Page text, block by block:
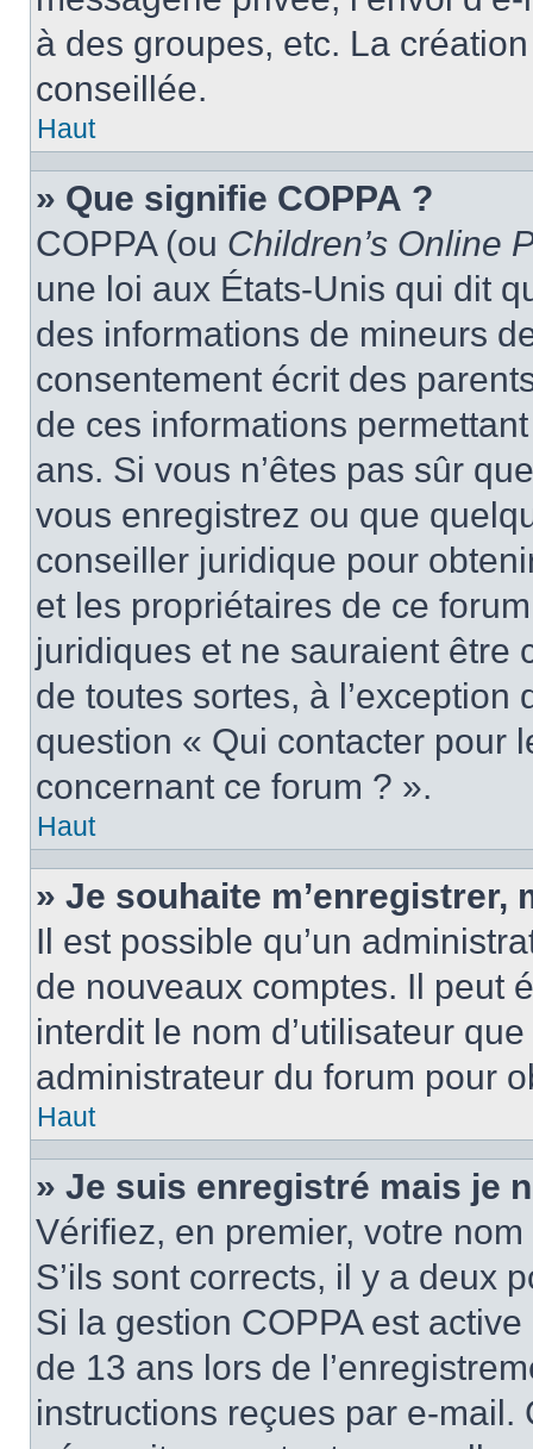
à des groupes, etc. La
conseillée.
Haut
» Que signifie COPPA ?
COPPA (ou Children’s Online
une loi aux États-Unis qui dit
des informations de mineurs
consentement écrit des
de ces informations
ans. Si vous n’êtes pas sûr
vous enregistrez ou que
conseiller juridique pour
et les propriétaires de ce
juridiques et ne sauraient être
de toutes sortes, à
question « Qui contacter pour
concernant ce forum ? ».
Haut
» Je souhaite m’enregistrer,
Il est possible qu’un
de nouveaux comptes. Il peut
interdit le nom d’utilisateur
administrateur du forum pour
Haut
» Je suis enregistré mais je
Vérifiez, en premier, votre
S’ils sont corrects, il y a deux
Si la gestion COPPA est
de 13 ans lors de
instructions reçues par e-